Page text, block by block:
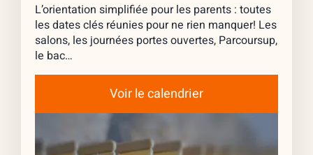
L’orientation simplifiée pour les parents : toutes
les dates clés réunies pour ne rien manquer! Les
salons, les journées portes ouvertes, Parcoursup,
le bac…
Voir le calendrier